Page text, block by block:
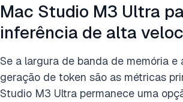
Mac Studio M3 Ultra
inferência de alta
Se a largura de banda de memória
geração de token são as métricas
Studio M3 Ultra permanece uma